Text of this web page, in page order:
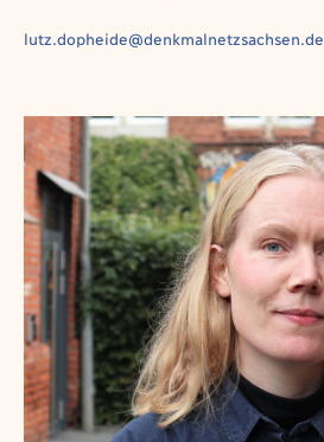
lutz.dopheide@denkmalnetzsachsen.de